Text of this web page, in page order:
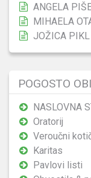
ANGELA
MIHAELA
JOŽICA
POGOSTO
NASLOVNA
Oratorij
Veroučni
Karitas
Pavlovi listi